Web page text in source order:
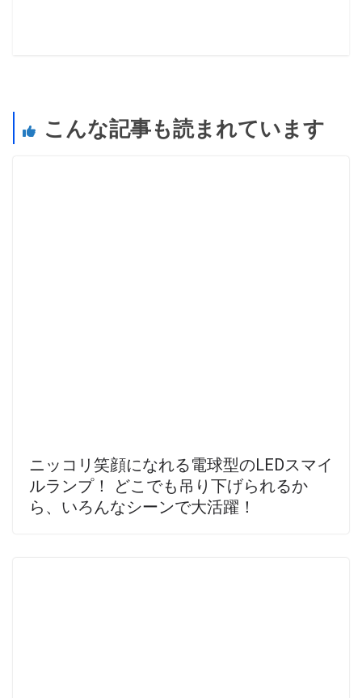
こんな記事も読まれています
ニッコリ笑顔になれる電球型のLEDスマイ
ルランプ！ どこでも吊り下げられるか
ら、いろんなシーンで大活躍！